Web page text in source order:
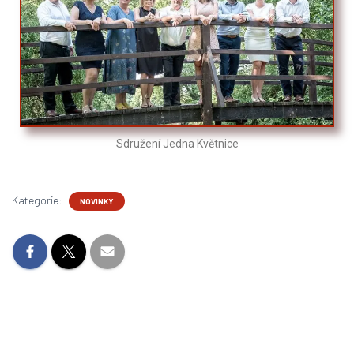
Sdružení Jedna Květnice
Kategorie: NOVINKY